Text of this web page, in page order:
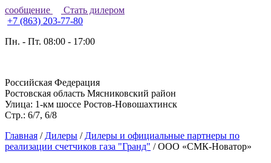
сообщение
Стать дилером
+7 (863) 203-77-80
Пн. - Пт. 08:00 - 17:00
Российская Федерация
Ростовская область Мясниковский район
Улица: 1-км шоссе Ростов-Новошахтинск
Стр.: 6/7, 6/8
Главная / Дилеры / Дилеры и официальные партнеры по
реализации счетчиков газа "Гранд" /ООО «СМК-Новатор»